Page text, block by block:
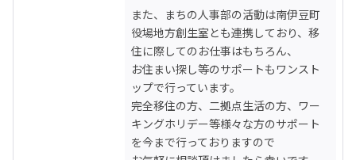
また、まちの人事部の活動は南伊豆町
役場地方創生室とも連携しており、移
住に際してのお仕事はもちろん、
お住まい探し等のサポートもワンスト
ップで行っています。
完全移住の方、二拠点生活の方、ワー
キングホリデー等様々な方のサポート
を今まで行っておりますので